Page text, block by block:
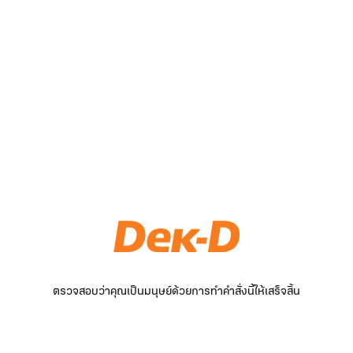
ตรวจสอบว่าคุณเป็นมนุษย์ด้วยการทำคำสั่งนี้ให้เสร็จสิ้น